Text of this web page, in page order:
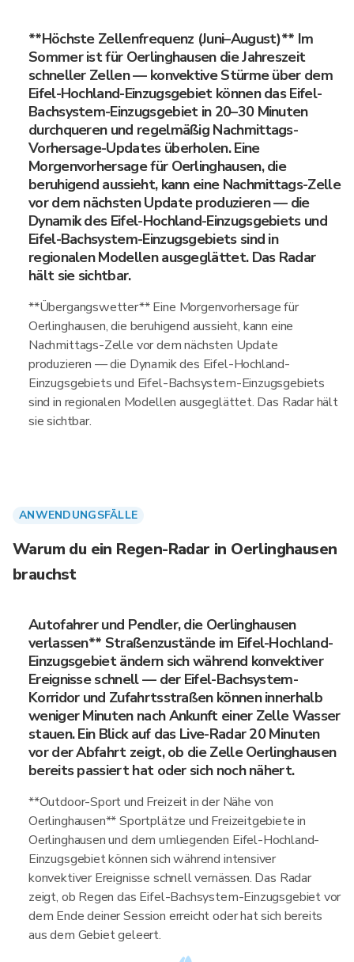
**Höchste Zellenfrequenz (Juni–August)** Im
Sommer ist für Oerlinghausen die Jahreszeit
schneller Zellen — konvektive Stürme über dem
Eifel-Hochland-Einzugsgebiet können das Eifel-
Bachsystem-Einzugsgebiet in 20–30 Minuten
durchqueren und regelmäßig Nachmittags-
Vorhersage-Updates überholen. Eine
Morgenvorhersage für Oerlinghausen, die
beruhigend aussieht, kann eine Nachmittags-Zelle
vor dem nächsten Update produzieren — die
Dynamik des Eifel-Hochland-Einzugsgebiets und
Eifel-Bachsystem-Einzugsgebiets sind in
regionalen Modellen ausgeglättet. Das Radar
hält sie sichtbar.
**Übergangswetter** Eine Morgenvorhersage für
Oerlinghausen, die beruhigend aussieht, kann eine
Nachmittags-Zelle vor dem nächsten Update
produzieren — die Dynamik des Eifel-Hochland-
Einzugsgebiets und Eifel-Bachsystem-Einzugsgebiets
sind in regionalen Modellen ausgeglättet. Das Radar hält
sie sichtbar.
ANWENDUNGSFÄLLE
Warum du ein Regen-Radar in Oerlinghausen
brauchst
Autofahrer und Pendler, die Oerlinghausen
verlassen** Straßenzustände im Eifel-Hochland-
Einzugsgebiet ändern sich während konvektiver
Ereignisse schnell — der Eifel-Bachsystem-
Korridor und Zufahrtsstraßen können innerhalb
weniger Minuten nach Ankunft einer Zelle Wasser
stauen. Ein Blick auf das Live-Radar 20 Minuten
vor der Abfahrt zeigt, ob die Zelle Oerlinghausen
bereits passiert hat oder sich noch nähert.
**Outdoor-Sport und Freizeit in der Nähe von
Oerlinghausen** Sportplätze und Freizeitgebiete in
Oerlinghausen und dem umliegenden Eifel-Hochland-
Einzugsgebiet können sich während intensiver
konvektiver Ereignisse schnell vernässen. Das Radar
zeigt, ob Regen das Eifel-Bachsystem-Einzugsgebiet vor
dem Ende deiner Session erreicht oder hat sich bereits
aus dem Gebiet geleert.